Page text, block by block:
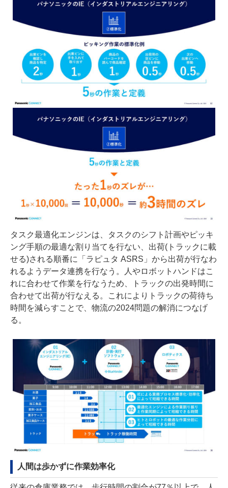
タスク最適化エンジンは、タスクのシフト計画やピッキ
ング手順の最適な割り当てを行ない、出荷(トラックに載
せる)される順番に「ラピュタ ASRS」から出荷が行なわ
れるようデータ連携を行なう。人やロボットハンドはこ
れに合わせて作業を行なうため、トラックの出発時間に
合わせて出荷が行なえる。これによりトラックの荷待ち
時間を減らすことで、物流の2024問題の解消につなげ
る。
人間は歩かずに作業効率化